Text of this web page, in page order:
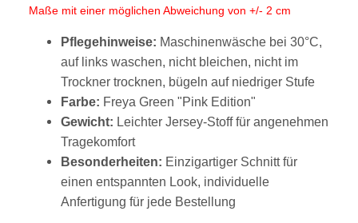
Maße mit einer möglichen Abweichung von +/- 2 cm
Pflegehinweise: Maschinenwäsche bei 30°C,
auf links waschen, nicht bleichen, nicht im
Trockner trocknen, bügeln auf niedriger Stufe
Farbe: Freya Green "Pink Edition"
Gewicht: Leichter Jersey-Stoff für angenehmen
Tragekomfort
Besonderheiten: Einzigartiger Schnitt für
einen entspannten Look, individuelle
Anfertigung für jede Bestellung